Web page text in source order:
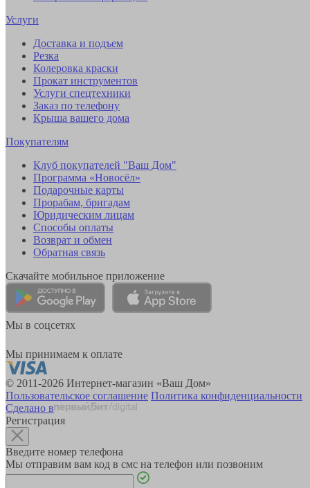
Услуги
Доставка и подъем
Резка
Колеровка краски
Прокат инструментов
Услуги спецтехники
Заказ по телефону
Крыша вашего дома
Покупателям
Клуб покупателей "Ваш Дом"
Программа «Новосёл»
Подарочные карты
Прорабам, бригадам
Юридическим лицам
Способы оплаты
Возврат и обмен
Обратная связь
Скачайте мобильное приложение
Мы в соцсетях
Мы принимаем к оплате
© 2011-2026 Интернет-магазин «Ваш Дом»
Пользовательское соглашение Политика конфиденциальности
Сделано в
Регистрация
Введите номер телефона
Мы отправим вам код в смс на телефон или позвоним